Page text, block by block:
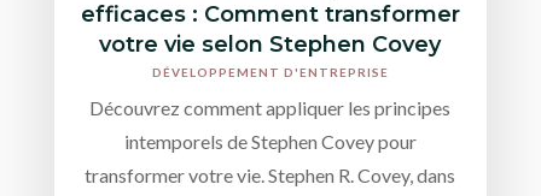
efficaces : Comment transformer
votre vie selon Stephen Covey
DÉVELOPPEMENT D'ENTREPRISE
Découvrez comment appliquer les principes
intemporels de Stephen Covey pour
transformer votre vie. Stephen R. Covey, dans